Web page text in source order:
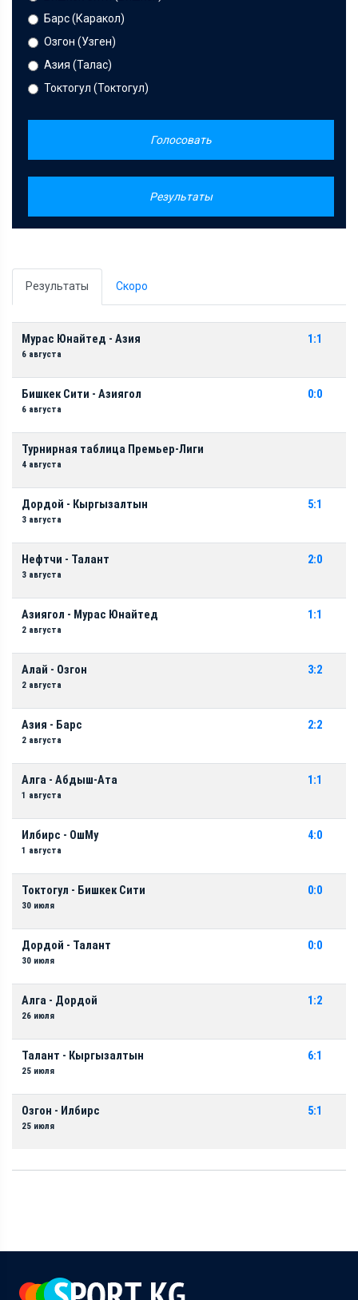
Барс (Каракол)
Озгон (Узген)
Азия (Талас)
Токтогул (Токтогул)
Голосовать
Результаты
Результаты Скоро
Мурас Юнайтед - Азия
6 августа
1:1
Бишкек Сити - Азиягол
6 августа
0:0
Турнирная таблица Премьер-Лиги
4 августа
Дордой - Кыргызалтын
3 августа
5:1
Нефтчи - Талант
3 августа
2:0
Азиягол - Мурас Юнайтед
2 августа
1:1
Алай - Озгон
2 августа
3:2
Азия - Барс
2 августа
2:2
Алга - Абдыш-Ата
1 августа
1:1
Илбирс - ОшМу
1 августа
4:0
Токтогул - Бишкек Сити
30 июля
0:0
Дордой - Талант
30 июля
0:0
Алга - Дордой
26 июля
1:2
Талант - Кыргызалтын
25 июля
6:1
Озгон - Илбирс
25 июля
5:1